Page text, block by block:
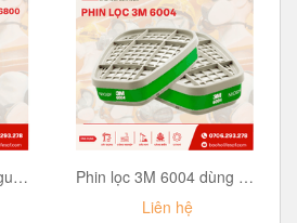
Mặt Nạ Phòng Độc Nguyên Mặt 3M 6800 kèm Phin 6001 | Lọc hơi hữu cơ, bụi mịn...
Phin lọc 3M 6004 dùng cho mặt nạ phòng độc| Amoniac, Methilamin
Liên hệ